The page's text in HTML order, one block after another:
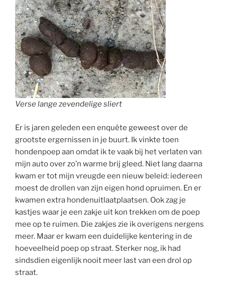
Verse lange zevendelige sliert
Er is jaren geleden een enquête geweest over de
grootste ergernissen in je buurt. Ik vinkte toen
hondenpoep aan omdat ik te vaak bij het verlaten van
mijn auto over zo’n warme brij gleed. Niet lang daarna
kwam er tot mijn vreugde een nieuw beleid: iedereen
moest de drollen van zijn eigen hond opruimen. En er
kwamen extra hondenuitlaatplaatsen. Ook zag je
kastjes waar je een zakje uit kon trekken om de poep
mee op te ruimen. Die zakjes zie ik overigens nergens
meer. Maar er kwam een duidelijke kentering in de
hoeveelheid poep op straat. Sterker nog, ik had
sindsdien eigenlijk nooit meer last van een drol op
straat.